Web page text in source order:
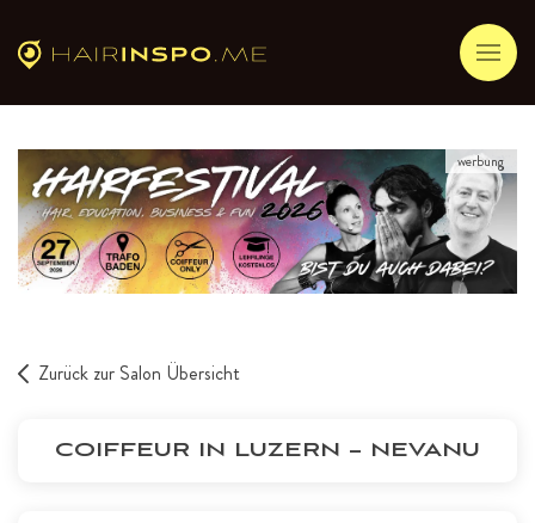
werbung
Zurück zur Salon Übersicht
COIFFEUR IN LUZERN – NEVANU